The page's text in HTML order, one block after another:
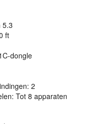
5.3
ft
dongle
2
Tot 8 apparaten